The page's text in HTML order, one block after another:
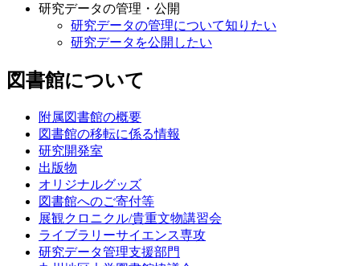
研究データの管理・公開
研究データの管理について知りたい
研究データを公開したい
図書館について
附属図書館の概要
図書館の移転に係る情報
研究開発室
出版物
オリジナルグッズ
図書館へのご寄付等
展観クロニクル/貴重文物講習会
ライブラリーサイエンス専攻
研究データ管理支援部門